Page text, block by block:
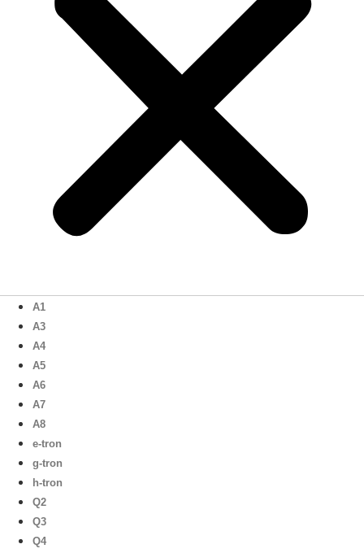
A1
A3
A4
A5
A6
A7
A8
e-tron
g-tron
h-tron
Q2
Q3
Q4